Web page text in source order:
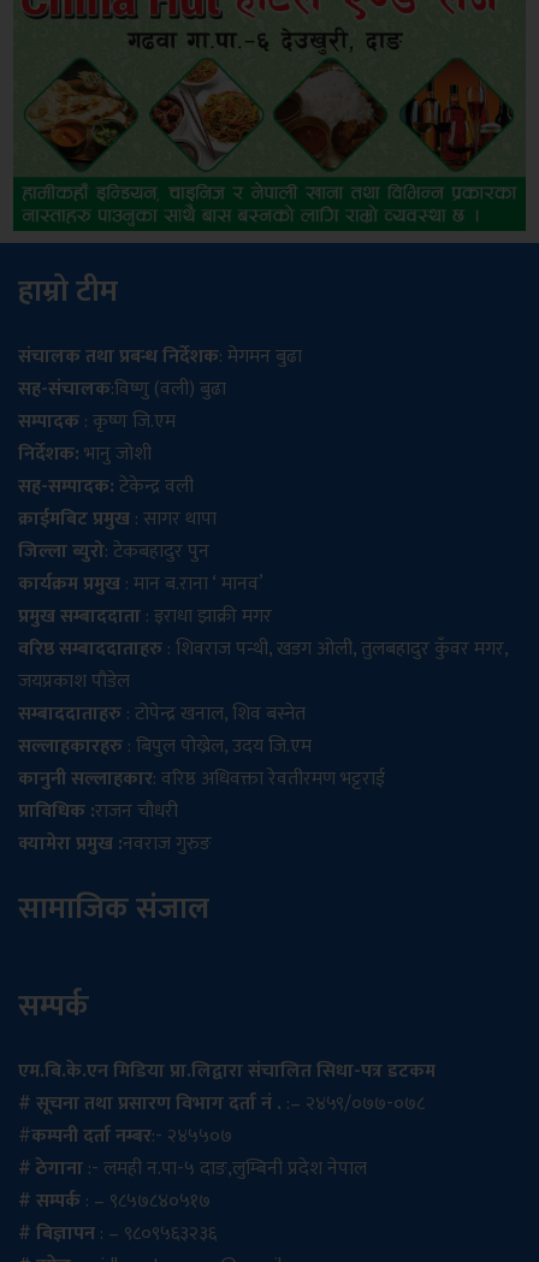
हाम्रो टीम
संचालक तथा प्रबन्ध निर्देशक: मेगमन बुढा
सह-संचालक:विष्णु (वली) बुढा
सम्पादक: कृष्ण जि.एम
निर्देशक:भानु जोशी
सह-सम्पादक:टेकेन्द्र वली
क्राईमबिट प्रमुख: सागर थापा
जिल्ला ब्युरो: टेकबहादुर पुन
कार्यक्रम प्रमुख: मान ब.राना ‘ मानव’
प्रमुख सम्बाददाता: इराधा झाक्री मगर
वरिष्ठ सम्बाददाताहरु: शिवराज पन्थी, खडग ओली, तुलबहादुर कुँवर मगर,
जयप्रकाश पौडेल
सम्बाददाताहरु: टोपेन्द्र खनाल, शिव बस्नेत
सल्लाहकारहरु: बिपुल पोख्रेल, उदय जि.एम
कानुनी सल्लाहकार: वरिष्ठ अधिवक्ता रेवतीरमण भट्टराई
प्राविधिक :राजन चौधरी
क्यामेरा प्रमुख :नवराज गुरुङ
सामाजिक संजाल
सम्पर्क
एम.बि.के.एन मिडिया प्रा.लिद्वारा संचालित सिधा-पत्र डटकम
# सूचना तथा प्रसारण विभाग दर्ता नं . :– २४५९/०७७-०७८
#कम्पनी दर्ता नम्बर:- २४५५०७
# ठेगाना:- लमही न.पा-५ दाङ,लुम्बिनी प्रदेश नेपाल
# सम्पर्क: – ९८५७८४०५१७
# बिज्ञापन: – ९८०९५६३२३६